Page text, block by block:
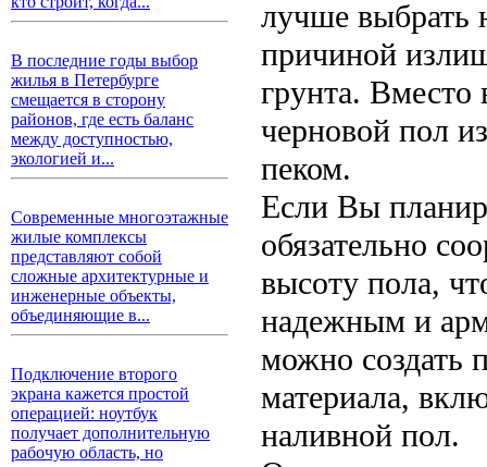
В последние годы выбор
жилья в Петербурге
смещается в сторону
районов, где есть баланс
между доступностью,
экологией и...
Современные многоэтажные
жилые комплексы
представляют собой
сложные архитектурные и
инженерные объекты,
объединяющие в...
Подключение второго
экрана кажется простой
операцией: ноутбук
получает дополнительную
рабочую область, но
лучше выбрать
причиной
грунта. Вместо
черновой пол
пеком.
Если Вы
обязательно
высоту пола,
надежным и
можно создать
материала,
наливной пол.